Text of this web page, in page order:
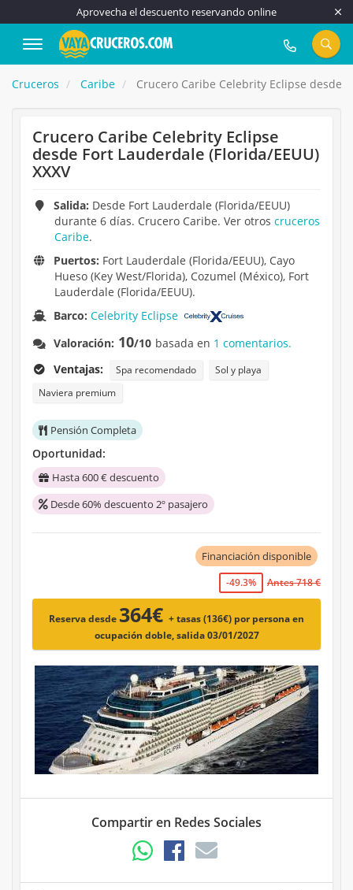
Aprovecha el descuento reservando online
917 815 555
Cruceros Caribe Crucero Caribe Celebrity Eclipse desde
Crucero Caribe Celebrity Eclipse
desde Fort Lauderdale (Florida/EEUU)
XXXV
Salida: Desde Fort Lauderdale (Florida/EEUU)
durante 6 días. Crucero Caribe. Ver otros cruceros
Caribe.
Puertos: Fort Lauderdale (Florida/EEUU), Cayo
Hueso (Key West/Florida), Cozumel (México), Fort
Lauderdale (Florida/EEUU).
Barco:Celebrity Eclipse
Valoración: 10/10 basada en 1 comentarios.
Ventajas:
Spa recomendado
Sol y playa
Naviera premium
Pensión Completa
Oportunidad:
Hasta 600 € descuento
Desde 60% descuento 2º pasajero
Financiación disponible
-49.3% Antes 718 €
Reserva desde 364€ + tasas (136€) por persona en
ocupación doble, salida 03/01/2027
Compartir en Redes Sociales